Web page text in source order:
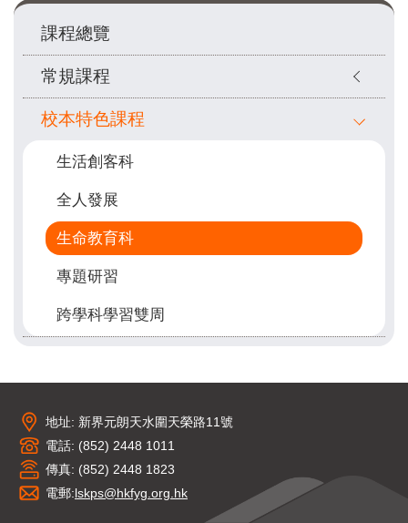
Main
navigation
課程總覽
常規課程
校本特色課程
生活創客科
全人發展
生命教育科
專題研習
跨學科學習雙周
地址: 新界元朗天水圍天榮路11號
電話: (852) 2448 1011
傳真: (852) 2448 1823
電郵:lskps@hkfyg.org.hk